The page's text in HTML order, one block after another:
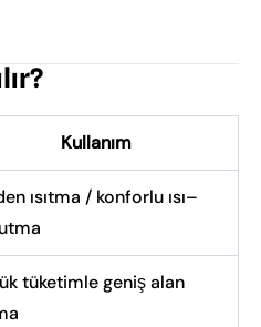
Kullanım
ısıtma / konforlu ısı–
tüketimle geniş alan